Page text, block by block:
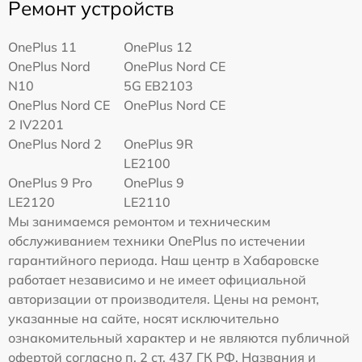
Ремонт устройств
OnePlus 11
OnePlus 12
OnePlus Nord
N10
OnePlus Nord CE
5G EB2103
OnePlus Nord CE
2 IV2201
OnePlus Nord CE
OnePlus Nord 2
OnePlus 9R
LE2100
OnePlus 9 Pro
LE2120
OnePlus 9
LE2110
Мы занимаемся ремонтом и техническим
обслуживанием техники OnePlus по истечении
гарантийного периода. Наш центр в Хабаровске
работает независимо и не имеет официальной
авторизации от производителя. Цены на ремонт,
указанные на сайте, носят исключительно
ознакомительный характер и не являются публичной
офертой согласно п. 2 ст. 437 ГК РФ. Названия и